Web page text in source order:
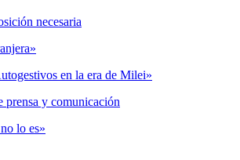
necesaria
en la era de Milei»
prensa y comunicación
lo es»